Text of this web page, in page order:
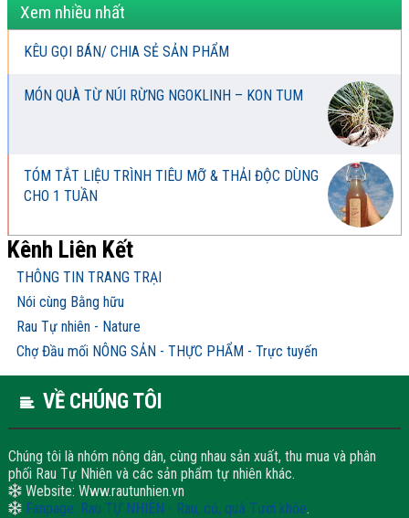
Xem nhiều nhất
KÊU GỌI BÁN/ CHIA SẺ SẢN PHẨM
MÓN QUÀ TỪ NÚI RỪNG NGOKLINH – KON TUM
TÓM TẮT LIỆU TRÌNH TIÊU MỠ & THẢI ĐỘC DÙNG
CHO 1 TUẦN
Kênh Liên Kết
THÔNG TIN TRANG TRẠI
Nói cùng Bằng hữu
Rau Tự nhiên - Nature
Chợ Đầu mối NÔNG SẢN - THỰC PHẨM - Trực tuyến
VỀ CHÚNG TÔI
Chúng tôi là nhóm nông dân, cùng nhau sản xuất, thu mua và phân
phối Rau Tự Nhiên và các sản phẩm tự nhiên khác.
Website: Www.rautunhien.vn
Fanpage: Rau TỰ NHIÊN - Rau, củ, quả Tươi khỏe.